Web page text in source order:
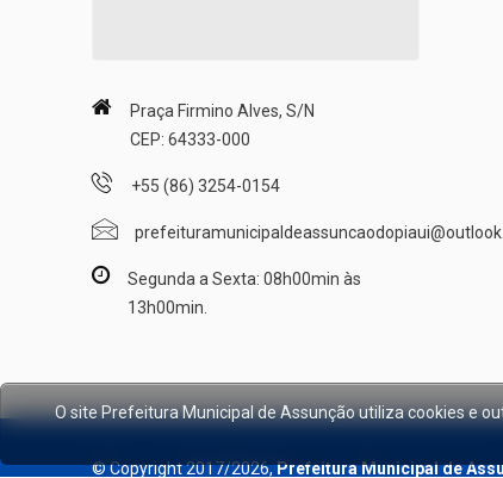
Praça Firmino Alves, S/N
CEP: 64333-000
+55 (86) 3254-0154
Segunda a Sexta: 08h00min às
13h00min.
© Copyright 2017/2026,Prefeitura Municipal de
O site Prefeitura Municipal de Assunção utiliza cookies e